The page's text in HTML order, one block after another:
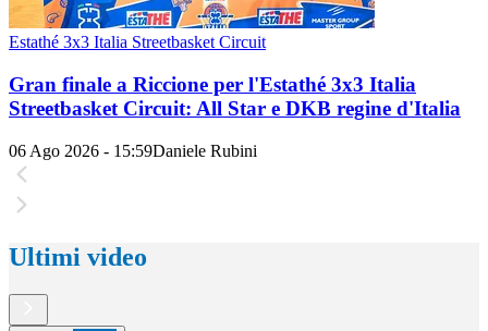
Estathé 3x3 Italia Streetbasket Circuit
Gran finale a Riccione per l'Estathé 3x3 Italia
Streetbasket Circuit: All Star e DKB regine d'Italia
06 Ago 2026 - 15:59Daniele Rubini
Ultimi video